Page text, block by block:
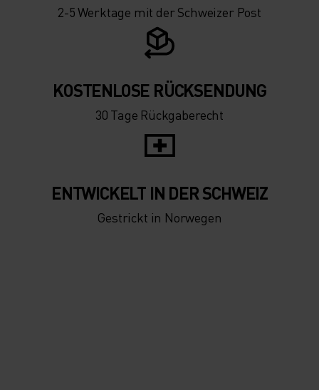
2-5 Werktage mit der Schweizer Post
KOSTENLOSE RÜCKSENDUNG
30 Tage Rückgaberecht
ENTWICKELT IN DER SCHWEIZ
Gestrickt in Norwegen